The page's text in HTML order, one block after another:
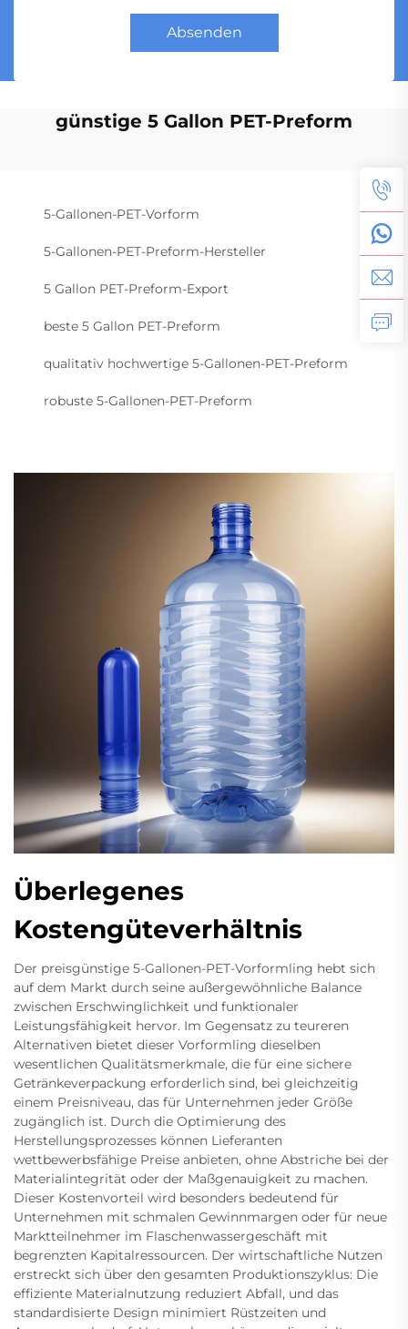
Absenden
günstige 5 Gallon PET-Preform
5-Gallonen-PET-Vorform
5-Gallonen-PET-Preform-Hersteller
5 Gallon PET-Preform-Export
beste 5 Gallon PET-Preform
qualitativ hochwertige 5-Gallonen-PET-Preform
robuste 5-Gallonen-PET-Preform
Überlegenes
Kostengüteverhältnis
Der preisgünstige 5-Gallonen-PET-Vorformling hebt sich
auf dem Markt durch seine außergewöhnliche Balance
zwischen Erschwinglichkeit und funktionaler
Leistungsfähigkeit hervor. Im Gegensatz zu teureren
Alternativen bietet dieser Vorformling dieselben
wesentlichen Qualitätsmerkmale, die für eine sichere
Getränkeverpackung erforderlich sind, bei gleichzeitig
einem Preisniveau, das für Unternehmen jeder Größe
zugänglich ist. Durch die Optimierung des
Herstellungsprozesses können Lieferanten
wettbewerbsfähige Preise anbieten, ohne Abstriche bei der
Materialintegrität oder der Maßgenauigkeit zu machen.
Dieser Kostenvorteil wird besonders bedeutend für
Unternehmen mit schmalen Gewinnmargen oder für neue
Marktteilnehmer im Flaschenwassergeschäft mit
begrenzten Kapitalressourcen. Der wirtschaftliche Nutzen
erstreckt sich über den gesamten Produktionszyklus: Die
effiziente Materialnutzung reduziert Abfall, und das
standardisierte Design minimiert Rüstzeiten und